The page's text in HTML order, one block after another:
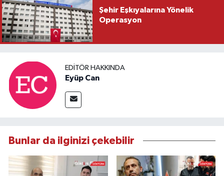
Şehir Eşkıyalarına Yönelik
Operasyon
EDITÖR HAKKINDA
Eyüp Can
Bunlar da ilginizi çekebilir